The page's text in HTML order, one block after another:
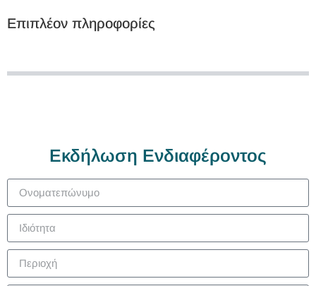
Επιπλέον πληροφορίες
Εκδήλωση Ενδιαφέροντος